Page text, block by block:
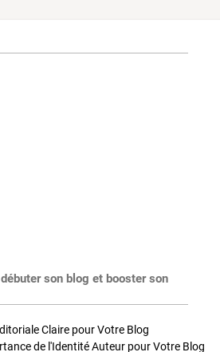
son blog et booster son
Claire pour Votre Blog
de l'Identité Auteur pour Votre Blog